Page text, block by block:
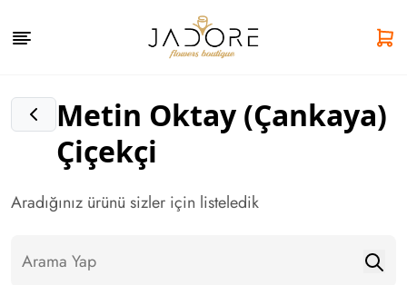
Metin Oktay (Çankaya)
Çiçekçi
Aradığınız ürünü sizler için listeledik